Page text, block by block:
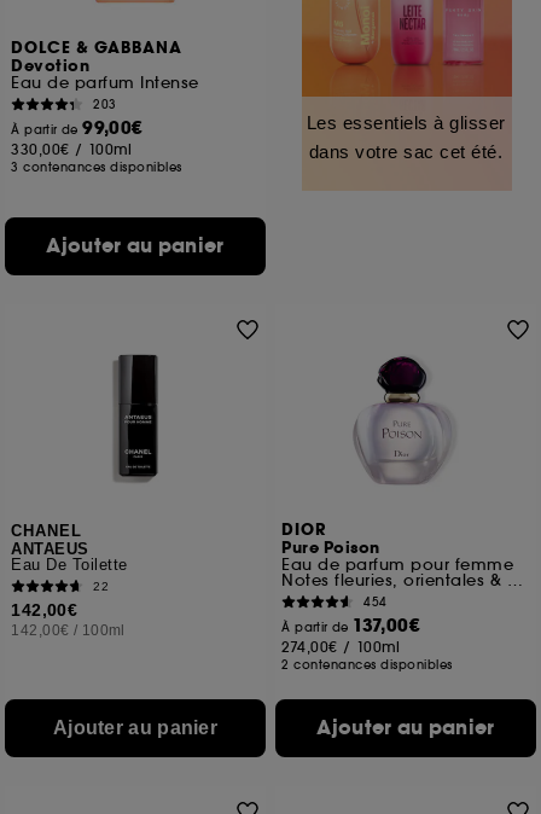
DOLCE & GABBANA
Devotion
Eau de parfum Intense
203
À partir de99,00€
330,00€ / 100ml
3 contenances disponibles
Ajouter au panier
Les essentiels à glisser
dans votre sac cet été.
CHANEL
ANTAEUS
Eau De Toilette
22
142,00€
142,00€ / 100ml
Ajouter au panier
DIOR
Pure Poison
Eau de parfum pour femme
Notes fleuries, orientales & ambrées
454
À partir de 137,00€
274,00€ / 100ml
2 contenances disponibles
Ajouter au panier